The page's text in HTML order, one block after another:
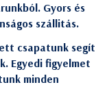
Gyors és
szállitás.
csapatunk segít
Egyedi figyelmet
minden